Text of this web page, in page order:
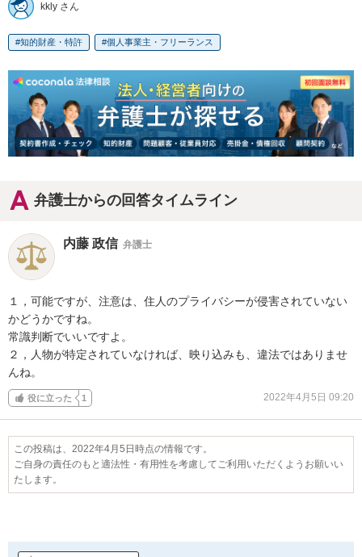
kkly さん
知的財産・特許 個人事業主・フリーランス
弁護士からの回答タイムライン
内藤 政信 弁護士
１，可能ですが、注意は、住人のプライバシーが侵害されていない
かどうかですね。
常識判断でいいですよ。
２，人物が特定されていなければ、映り込みも、違法ではありませ
んね。
役に立った 1 2022年4月5日 09:20
この投稿は、2022年4月5日時点の情報です。
ご自身の責任のもと適法性・有用性を考慮してご利用いただくようお願いい
たします。